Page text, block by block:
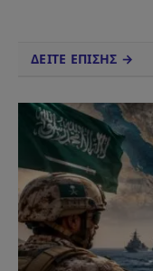
ΔΕΙΤΕ ΕΠΙΣΗΣ →